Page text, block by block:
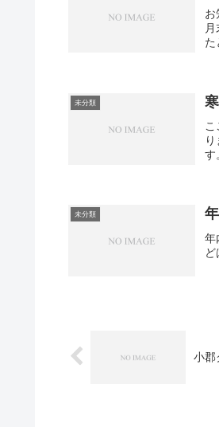
お
た
未分類
す
未分類
年
小郡